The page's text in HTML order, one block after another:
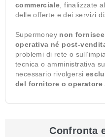
commerciale , finalizzate
delle offerte e dei servizi
Supermoney non
operativa né post-
problemi di rete o
tecnica o amministrativa
necessario rivolgersi
del fornitore o operatore
Confronta